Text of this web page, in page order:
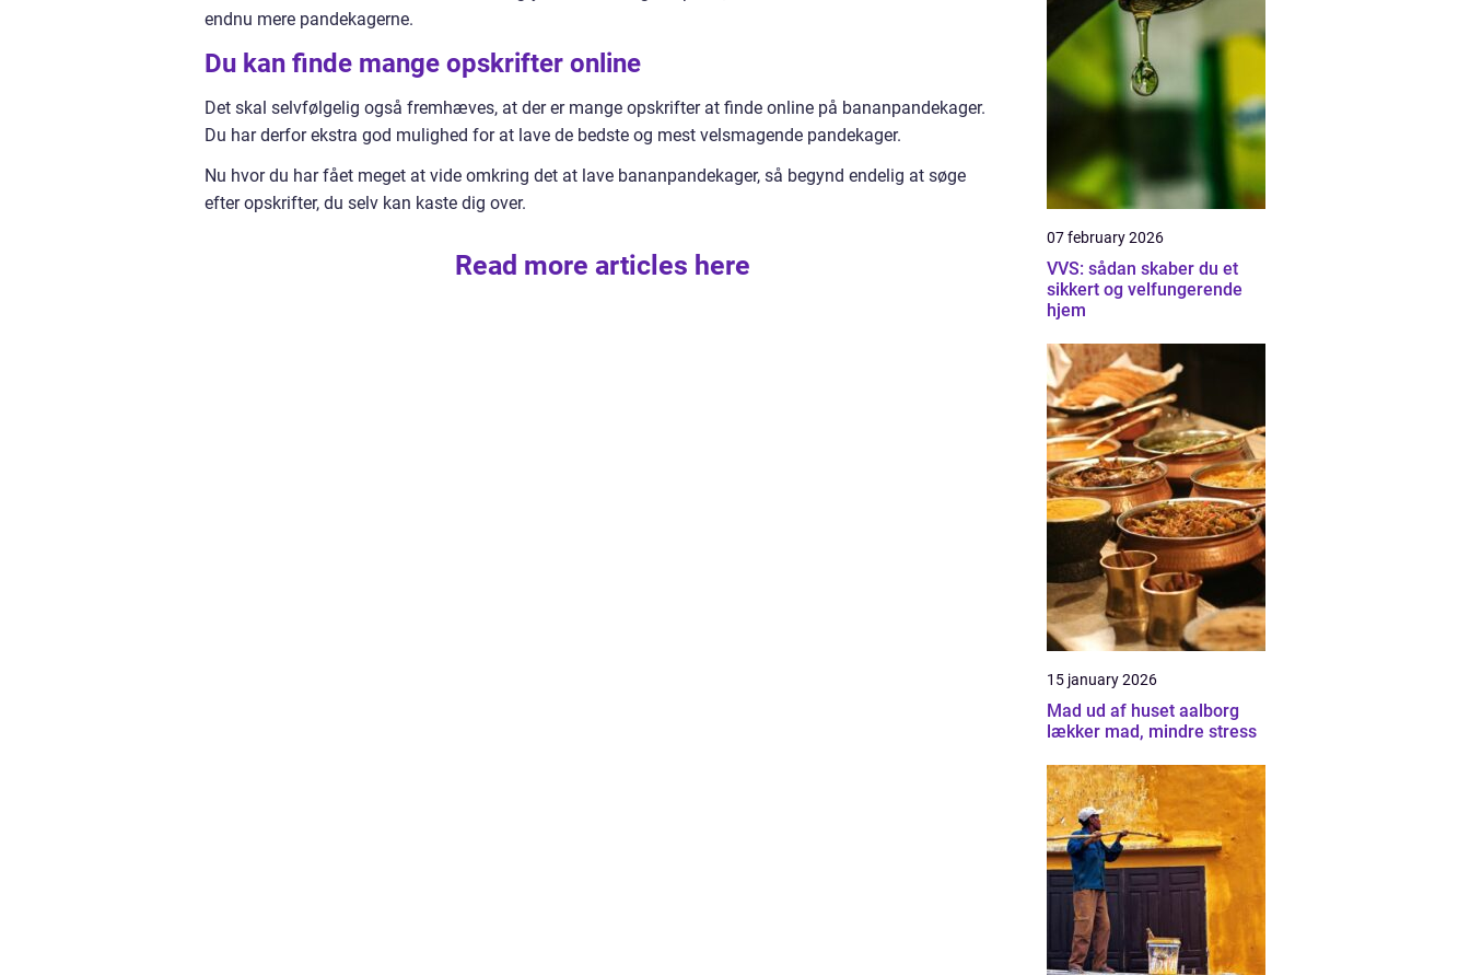
endnu mere pandekagerne.
Du kan finde mange opskrifter online
Det skal selvfølgelig også fremhæves, at der er mange opskrifter at finde online på bananpandekager.
Du har derfor ekstra god mulighed for at lave de bedste og mest velsmagende pandekager.
Nu hvor du har fået meget at vide omkring det at lave bananpandekager, så begynd endelig at søge
efter opskrifter, du selv kan kaste dig over.
Read more articles here
07 february 2026
VVS: sådan skaber du et
sikkert og velfungerende
hjem
15 january 2026
Mad ud af huset aalborg
lækker mad, mindre stress